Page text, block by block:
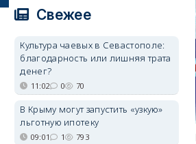
Свежее
Культура чаевых в Севастополе:
благодарность или лишняя трата
денег?
11:02 0 70
В Крыму могут запустить «узкую»
льготную ипотеку
09:01 1 793